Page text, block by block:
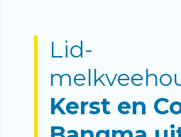
Lid-
Kerst en